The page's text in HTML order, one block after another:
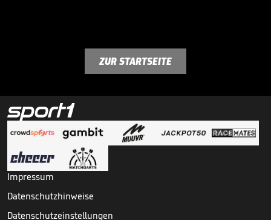
ZUR STARTSEITE
Impressum
Datenschutzhinweise
Datenschutzeinstellungen